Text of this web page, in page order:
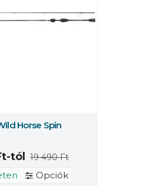
Horse Spin
tól 19 490 Ft
Opciók